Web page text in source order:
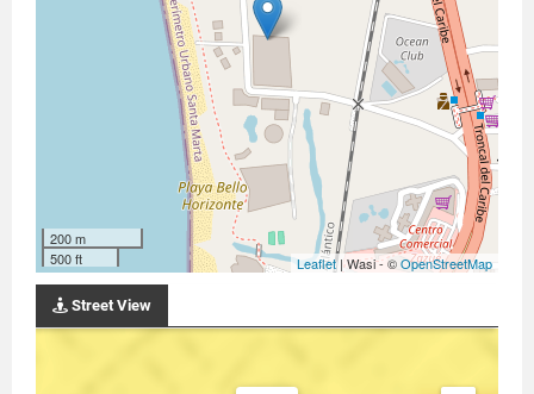
200 m
500 ft
Leaflet| Wasi - ©OpenStreetMap
Street View